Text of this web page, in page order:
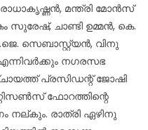
മന്ത്രി മോന്‍സ്
ചാണ്ടി ഉമ്മന്‍, കെ.
സെബാസ്റ്റ്യന്‍, വിനു
നഗരസഭ
പ്രസിഡന്റ് ജോഷി
ഫോറത്തിന്റെ
നല്കും. രാത്രി ഏഴിനു